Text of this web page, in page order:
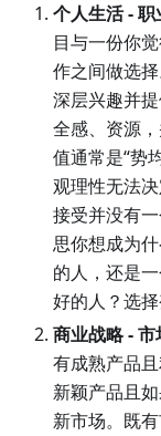
个人生活 -
目与一份你
作之间做选
深层兴趣并
全感、资源
值通常是“势
观理性无法
接受并没有
思你想成为
的人，还是
好的人？选
商业战略 - 市
有成熟产品
新颖产品且
新市场。既